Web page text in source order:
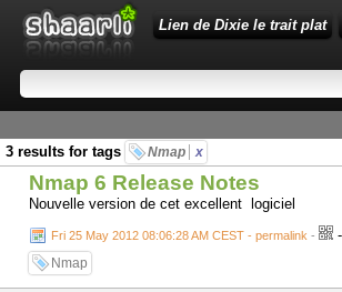
Lien de Dixie le trait plat
3 results for tags
Nmap x
Nmap 6 Release Notes
Nouvelle version de cet excellent logiciel
Fri 25 May 2012 08:06:28 AM CEST - permalink - -
Nmap